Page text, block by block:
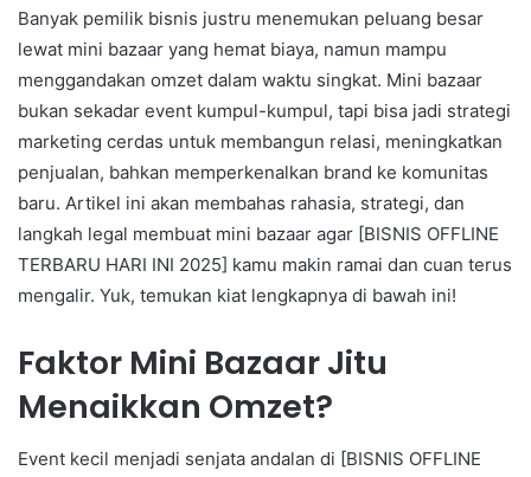
Banyak pemilik bisnis justru menemukan peluang besar
lewat mini bazaar yang hemat biaya, namun mampu
menggandakan omzet dalam waktu singkat. Mini bazaar
bukan sekadar event kumpul-kumpul, tapi bisa jadi strategi
marketing cerdas untuk membangun relasi, meningkatkan
penjualan, bahkan memperkenalkan brand ke komunitas
baru. Artikel ini akan membahas rahasia, strategi, dan
langkah legal membuat mini bazaar agar [BISNIS OFFLINE
TERBARU HARI INI 2025] kamu makin ramai dan cuan terus
mengalir. Yuk, temukan kiat lengkapnya di bawah ini!
Faktor Mini Bazaar Jitu
Menaikkan Omzet?
Event kecil menjadi senjata andalan di [BISNIS OFFLINE